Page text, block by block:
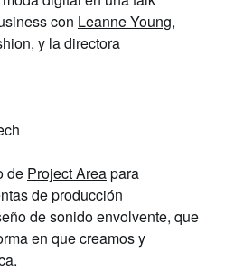
con Leanne Young,
, y la directora
de Project Areapara
de producción
de sonido envolvente, que
en que creamos y